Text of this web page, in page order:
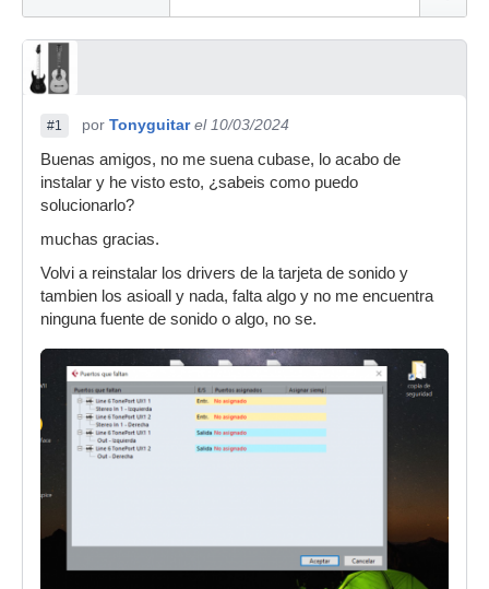
#1 por Tonyguitar el 10/03/2024
Buenas amigos, no me suena cubase, lo acabo de
instalar y he visto esto, ¿sabeis como puedo
solucionarlo?
muchas gracias.
Volvi a reinstalar los drivers de la tarjeta de sonido y
tambien los asioall y nada, falta algo y no me encuentra
ninguna fuente de sonido o algo, no se.